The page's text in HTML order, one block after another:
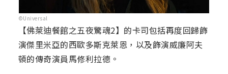
©Universal
【佛萊迪餐館之五夜驚魂2】的卡司包括再度回歸飾
演傑里米亞的西歐多斯克萊恩，以及飾演威廉阿夫
頓的傳奇演員馬修利拉德。